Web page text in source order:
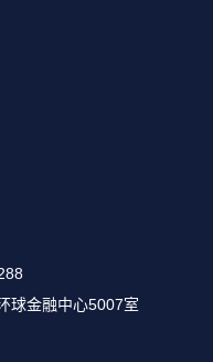
球金融中心5007室